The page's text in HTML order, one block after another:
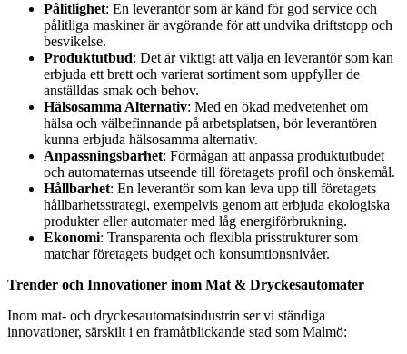
Pålitlighet: En leverantör som är känd för god service och
pålitliga maskiner är avgörande för att undvika driftstopp och
besvikelse.
Produktutbud: Det är viktigt att välja en leverantör som kan
erbjuda ett brett och varierat sortiment som uppfyller de
anställdas smak och behov.
Hälsosamma Alternativ: Med en ökad medvetenhet om
hälsa och välbefinnande på arbetsplatsen, bör leverantören
kunna erbjuda hälsosamma alternativ.
Anpassningsbarhet: Förmågan att anpassa produktutbudet
och automaternas utseende till företagets profil och önskemål.
Hållbarhet: En leverantör som kan leva upp till företagets
hållbarhetsstrategi, exempelvis genom att erbjuda ekologiska
produkter eller automater med låg energiförbrukning.
Ekonomi: Transparenta och flexibla prisstrukturer som
matchar företagets budget och konsumtionsnivåer.
Trender och Innovationer inom Mat & Dryckesautomater
Inom mat- och dryckesautomatsindustrin ser vi ständiga
innovationer, särskilt i en framåtblickande stad som Malmö: